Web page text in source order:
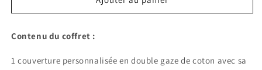
Contenu du coffret :
1 couverture personnalisée en double gaze de coton avec sa